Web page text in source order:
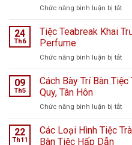
Chức năng bình luận bị tắtở
viện
Hà
ngày
bão
24
Th6
Tiệc Teabreak Khai
Perfume
Chức năng bình luận bị tắtở
Khai
Cửa
09
Th5
Cách Bày Trí Bàn
Quy, Tân Hôn
Chức năng bình luận bị tắtở
Bày
22
Th11
Các Loại Hình Tiệc
Bàn Tiệc Hấp Dẫn